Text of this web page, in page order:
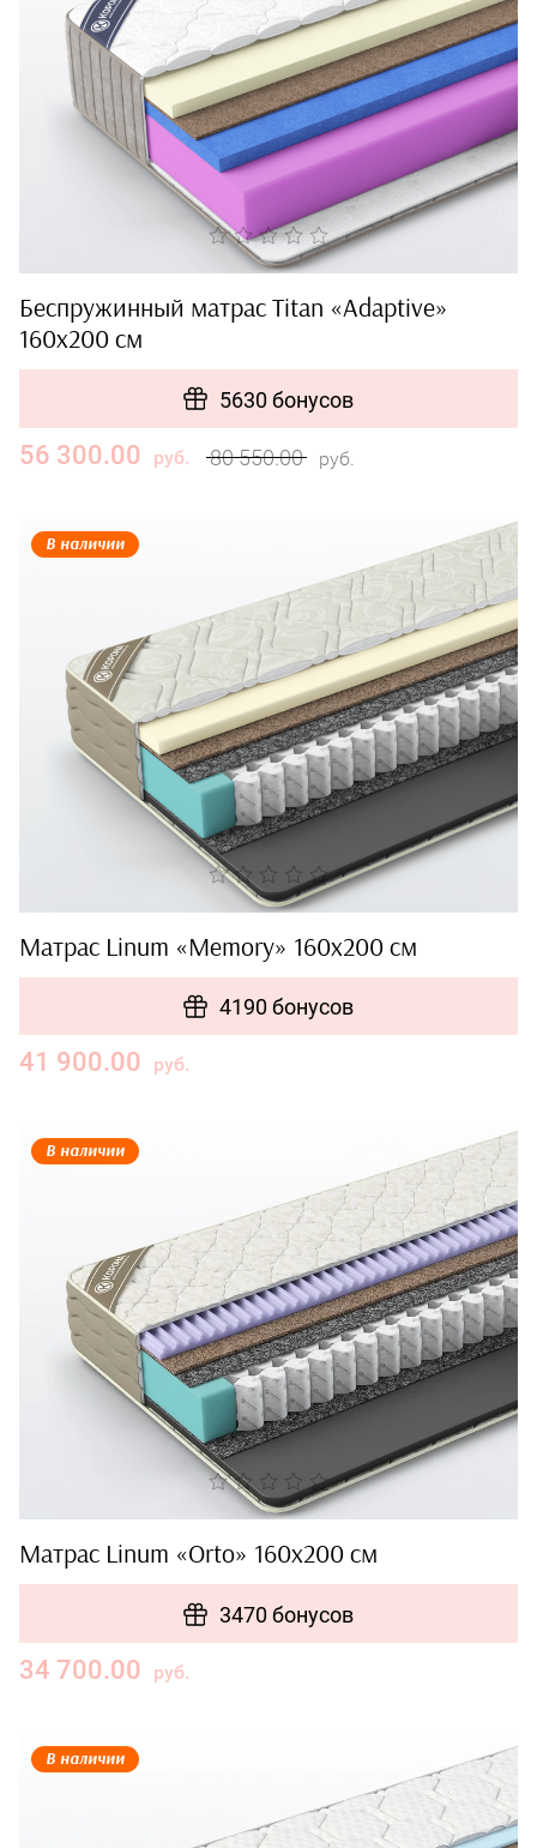
Беспружинный матрас Titan «Adaptive»
160x200 см
5630 бонусов
56 300.00 руб. 80 550.00 руб.
В наличии
Матрас Linum «Memory» 160x200 см
4190 бонусов
41 900.00 руб.
В наличии
Матрас Linum «Orto» 160x200 см
3470 бонусов
34 700.00 руб.
В наличии